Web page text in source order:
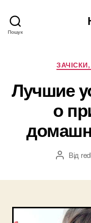
Пошук
Лучшие
о
Автор
Від